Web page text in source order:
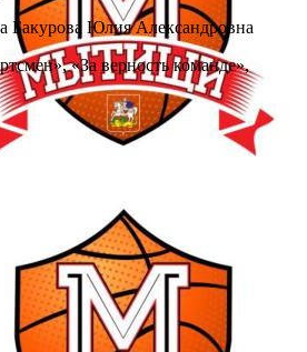
Бакурова Юлия Александровна
«За верность команде»,